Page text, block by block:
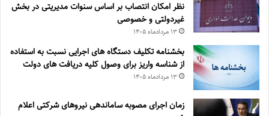
نظر امکان انتصاب بر اساس سنوات مدیریتی در بخش
غیردولتی و خصوصی
۱۳ مرداد‌ماه ۱۴۰۵
بخشنامه تکلیف دستگاه های اجرایی نسبت به استفاده
از شناسه واریز برای وصول کلیه دریافت های دولت
۱۳ مرداد‌ماه ۱۴۰۵
زمان اجرای مصوبه ساماندهی نیروهای شرکتی اعلام